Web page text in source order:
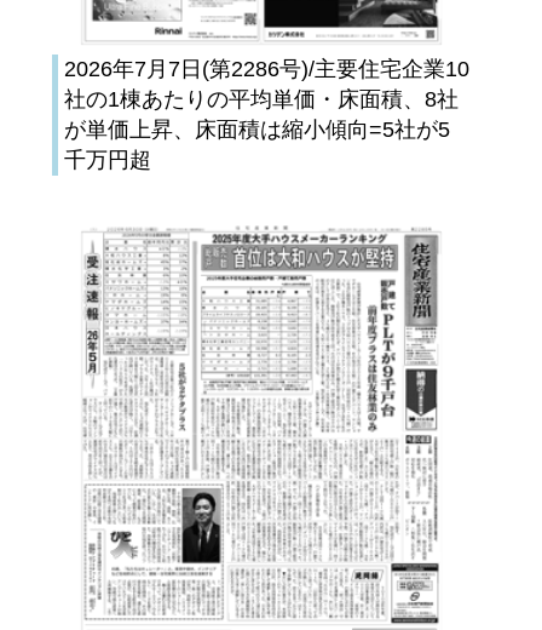
2026年7月7日(第2286号)/主要住宅企業10
社の1棟あたりの平均単価・床面積、8社
が単価上昇、床面積は縮小傾向=5社が5
千万円超